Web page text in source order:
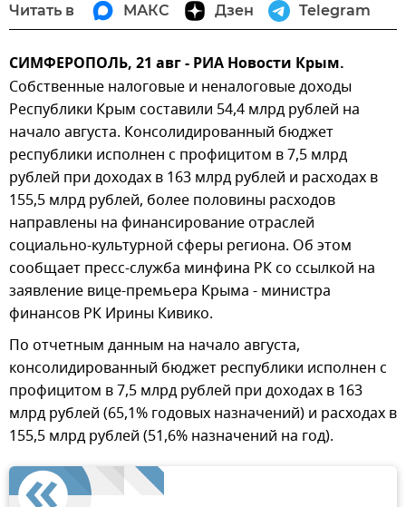
Читать в МАКС Дзен Telegram
СИМФЕРОПОЛЬ, 21 авг - РИА Новости Крым.
Собственные налоговые и неналоговые доходы
Республики Крым составили 54,4 млрд рублей на
начало августа. Консолидированный бюджет
республики исполнен с профицитом в 7,5 млрд
рублей при доходах в 163 млрд рублей и расходах в
155,5 млрд рублей, более половины расходов
направлены на финансирование отраслей
социально-культурной сферы региона. Об этом
сообщает пресс-служба минфина РК со ссылкой на
заявление вице-премьера Крыма - министра
финансов РК Ирины Кивико.
По отчетным данным на начало августа,
консолидированный бюджет республики исполнен с
профицитом в 7,5 млрд рублей при доходах в 163
млрд рублей (65,1% годовых назначений) и расходах в
155,5 млрд рублей (51,6% назначений на год).